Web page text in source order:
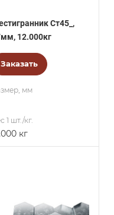
Ст45_,
12.000кг
Заказать
мм
1 шт./кг.
кг